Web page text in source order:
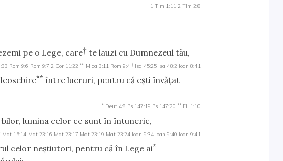
1 Tim 1:11 2 Tim 2:8
pe o Lege, care† te lauzi cu Dumnezeul tău,
Rom 9:6 Rom 9:7 2 Cor 11:22 ** Mica 3:11 Rom 9:4 † Isa 45:25 Isa 48:2 Ioan 8:41
** între lucruri, pentru că eşti învăţat
* Deut 4:8 Ps 147:19 Ps 147:20 ** Fil 1:10
lumina celor ce sunt în întuneric,
Mat 15:14 Mat 23:16 Mat 23:17 Mat 23:19 Mat 23:24 Ioan 9:34 Ioan 9:40 Ioan 9:41
celor neştiutori, pentru că în Lege ai*